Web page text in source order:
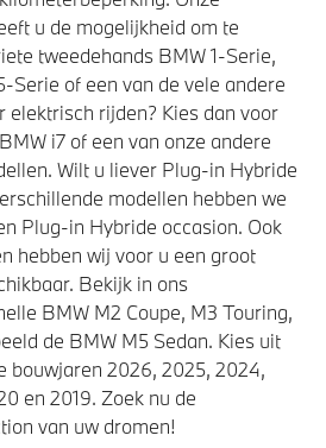
u de mogelijkheid om te
tweedehands BMW 1-Serie,
Serie of een van de vele andere
elektrisch rijden? Kies dan voor
i7 of een van onze andere
Wilt u liever Plug-in Hybride
modellen hebben we
Plug-in Hybride occasion. Ook
hebben wij voor u een groot
Bekijk in ons
BMW M2 Coupe, M3 Touring,
de BMW M5 Sedan. Kies uit
bouwjaren 2026, 2025, 2024,
en 2019. Zoek nu de
van uw dromen!